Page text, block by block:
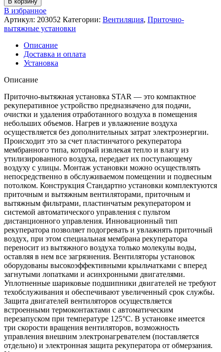
В избранное
Артикул: 203052 Категории: Вентиляция, Приточно-
вытяжные установки
Описание
Доставка и оплата
Установка
Описание
Приточно-вытяжная установка STAR — это компактное
рекуперативное устройство предназначено для подачи,
очистки и удаления отработанного воздуха в помещения
небольших объемов. Нагрев и увлажнение воздуха
осуществляется без дополнительных затрат электроэнергии.
Происходит это за счет пластинчатого рекуператора
мембранного типа, который извлекая тепло и влагу из
утилизированного воздуха, передает их поступающему
воздуху с улицы. Монтаж установки можно осуществлять
непосредственно в обслуживаемом помещении и подвесным
потолком. Конструкция Стандартно установки комплектуются
приточным и вытяжным вентиляторами, приточным и
вытяжным фильтрами, пластинчатым рекуператором и
системой автоматического управления с пультом
дистанционного управления. Инновационный тип
рекуператора позволяет подогревать и увлажнять приточный
воздух, при этом специальная мембрана рекуператора
переносит из вытяжного воздуха только молекулы воды,
оставляя в нем все загрязнения. Вентиляторы установок
оборудованы высокоэффективными крыльчатками с вперед
загнутыми лопатками и асинхронными двигателями.
Уплотненные шариковые подшипники двигателей не требуют
техобслуживания и обеспечивают увеличенный срок службы.
Защита двигателей вентиляторов осуществляется
встроенными термоконтактами с автоматическим
перезапуском при температуре 125°С. В установке имеется
три скорости вращения вентиляторов, возможность
управления внешним электронагревателем (поставляется
отдельно) и электронная защита рекуператора от обмерзания.